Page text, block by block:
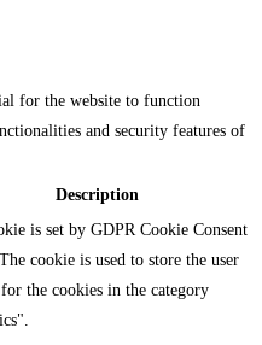
for the website to function
and security features of
Description
is set by GDPR Cookie Consent
cookie is used to store the user
the cookies in the category